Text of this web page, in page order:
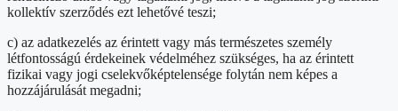
kollektív szerződés ezt lehetővé teszi;
c) az adatkezelés az érintett vagy más természetes személy
létfontosságú érdekeinek védelméhez szükséges, ha az érintett
fizikai vagy jogi cselekvőképtelensége folytán nem képes a
hozzájárulását megadni;